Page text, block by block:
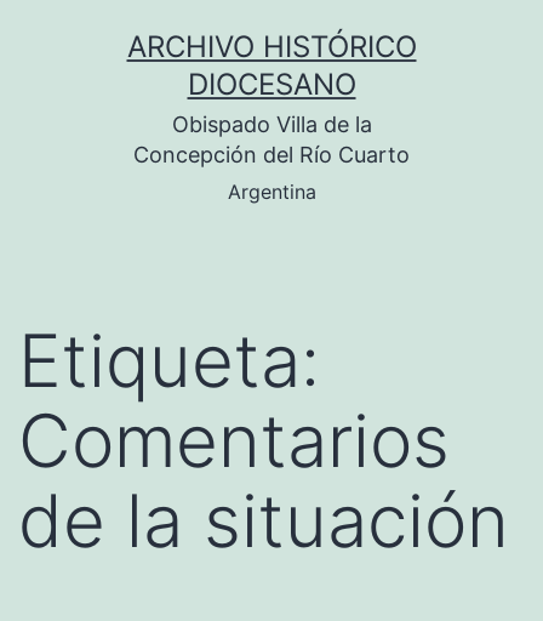
ARCHIVO HISTÓRICO
DIOCESANO
Obispado Villa de la
Concepción del Río Cuarto
Argentina
Etiqueta:
Comentarios
de la situación